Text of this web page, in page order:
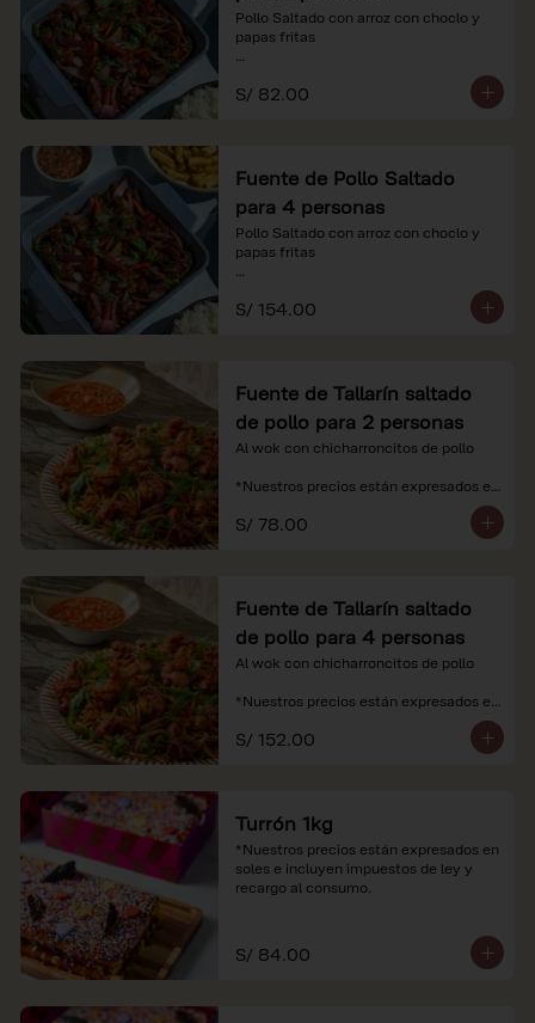
Pollo Saltado con arroz con choclo y
papas fritas
*Nuestros precios están expresados en
soles e incluyen impuestos de ley y
S/ 82.00
Fuente de Pollo Saltado
para 4 personas
Pollo Saltado con arroz con choclo y
papas fritas
*Nuestros precios están expresados en
soles e incluyen impuestos de ley y
S/ 154.00
Fuente de Tallarín saltado
de pollo para 2 personas
Al wok con chicharroncitos de pollo
*Nuestros precios están expresados en
recargo al consumo.
S/ 78.00
Fuente de Tallarín saltado
de pollo para 4 personas
Al wok con chicharroncitos de pollo
*Nuestros precios están expresados en
recargo al consumo.
S/ 152.00
Turrón 1kg
*Nuestros precios están expresados en
soles e incluyen impuestos de ley y
recargo al consumo.
S/ 84.00